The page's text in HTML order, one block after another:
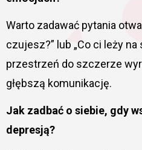
Warto zadawać pytania
czujesz?” lub „Co ci leży
przestrzeń do szczerze
głębszą komunikację.
Jak zadbać o siebie, gdy
depresją?